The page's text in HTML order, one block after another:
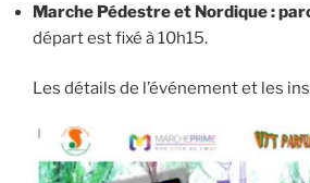
Marche Pédestre et Nordique :
départ est fixé à 10h15.
Les détails de l’événement et les